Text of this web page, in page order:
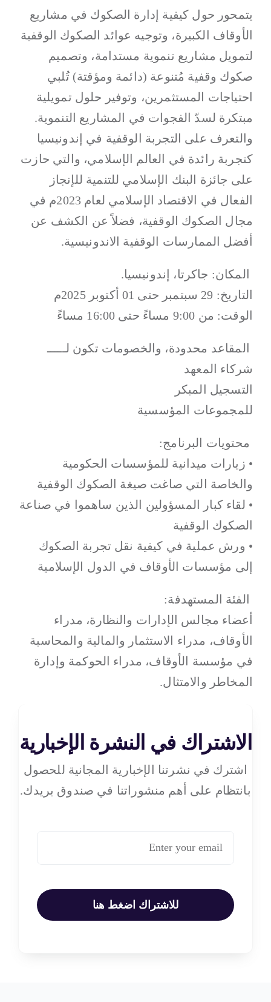
يتمحور حول كيفية إدارة الصكوك في مشاريع
الأوقاف الكبيرة، وتوجيه عوائد الصكوك الوقفية
لتمويل مشاريع تنموية مستدامة، وتصميم
صكوك وقفية مُتنوعة (دائمة ومؤقتة) تُلبي
احتياجات المستثمرين، وتوفير حلول تمويلية
مبتكرة لسدّ الفجوات في المشاريع التنموية.
والتعرف على التجربة الوقفية في إندونيسيا
كتجربة رائدة في العالم الإسلامي، والتي حازت
على جائزة البنك الإسلامي للتنمية للإنجاز
الفعال في الاقتصاد الإسلامي لعام 2023م في
مجال الصكوك الوقفية، فضلاً عن الكشف عن
أفضل الممارسات الوقفية الاندونيسية.
المكان: جاكرتا، إندونيسيا.
التاريخ: 29 سبتمبر حتى 01 أكتوبر 2025م
الوقت: من 9:00 مساءً حتى 16:00 مساءً
المقاعد محدودة، والخصومات تكون لـــــ
شركاء المعهد
التسجيل المبكر
للمجموعات المؤسسية
محتويات البرنامج:
• زيارات ميدانية للمؤسسات الحكومية
والخاصة التي صاغت صيغة الصكوك الوقفية
• لقاء كبار المسؤولين الذين ساهموا في صناعة
الصكوك الوقفية
• ورش عملية في كيفية نقل تجربة الصكوك
إلى مؤسسات الأوقاف في الدول الإسلامية
الفئة المستهدفة:
أعضاء مجالس الإدارات والنظارة، مدراء
الأوقاف، مدراء الاستثمار والمالية والمحاسبة
في مؤسسة الأوقاف، مدراء الحوكمة وإدارة
المخاطر والامتثال.
الاشتراك في النشرة الإخبارية
اشترك في نشرتنا الإخبارية المجانية للحصول
بانتظام على أهم منشوراتنا في صندوق بريدك.
للاشتراك اضغط هنا